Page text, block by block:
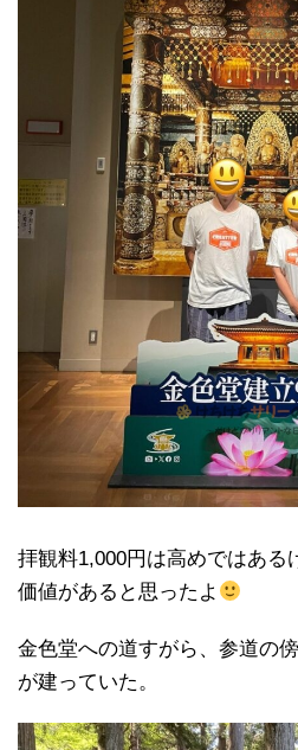
拝観料1,000円は高めではある
価値があると思ったよ
金色堂への道すがら、参道の
が建っていた。